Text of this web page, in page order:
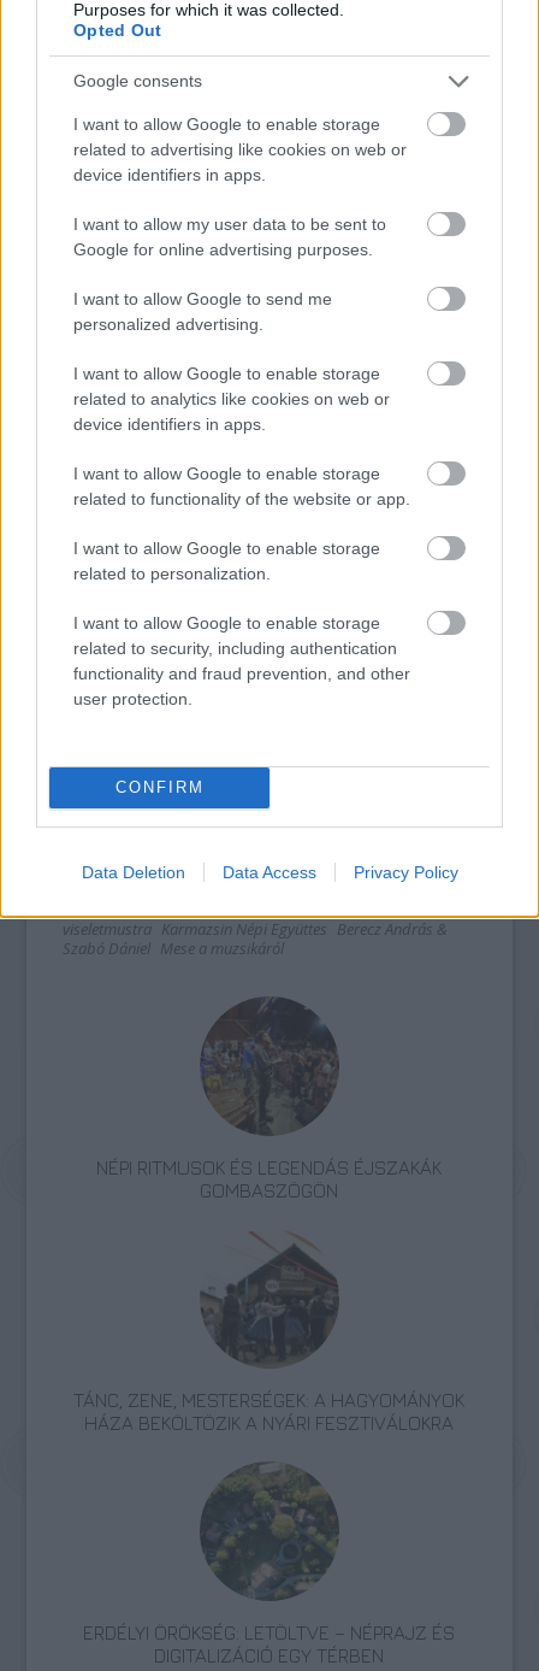
Purposes for which it was collected.
Opted Out
Google consents
I want to allow Google to enable storage
related to advertising like cookies on web or
device identifiers in apps.
I want to allow my user data to be sent to
Google for online advertising purposes.
I want to allow Google to send me
personalized advertising.
I want to allow Google to enable storage
related to analytics like cookies on web or
device identifiers in apps.
I want to allow Google to enable storage
related to functionality of the website or app.
I want to allow Google to enable storage
related to personalization.
I want to allow Google to enable storage
related to security, including authentication
functionality and fraud prevention, and other
user protection.
CONFIRM
Data Deletion Data Access Privacy Policy
Gyergyószéket szólítja meg, s egy széleskörű
gyűjtést tesz közkinccsé.
Elmondható, hogy minden évben egyre
többen keresik fel a Folkudvart, a szervezők
számítanak. Ez az érdeklődés annak is
köszönhető, hogy minden vendég – korra,
nemre való tekintet nélkül – megtalálja a
számára vonzó, érdeklődésének megfelelő
népművészeti programot.
Információ
népművészet család koncert fesztivál program táncház
Gyergyószentmiklós
Folk Összművészet
szakmai
viseletmustra Karmazsin Népi Együttes Berecz András &
Szabó Dániel Mese a muzsikáról
NÉPI RITMUSOK ÉS LEGENDÁS ÉJSZAKÁK
GOMBASZÖGÖN
TÁNC, ZENE, MESTERSÉGEK: A HAGYOMÁNYOK
HÁZA BEKÖLTÖZIK A NYÁRI FESZTIVÁLOKRA
ERDÉLYI ÖRÖKSÉG: LETÖLTVE – NÉPRAJZ ÉS
DIGITALIZÁCIÓ EGY TÉRBEN